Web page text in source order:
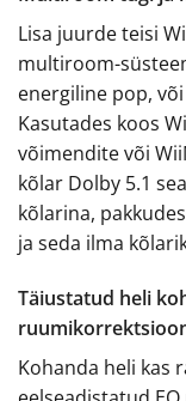
Lisa juurde teisi
multiroom-
energiline pop,
Kasutades koos
võimendite või
kõlar Dolby 5.1
kõlarina,
ja seda ilma
Täiustatud heli
Kohanda heli kas